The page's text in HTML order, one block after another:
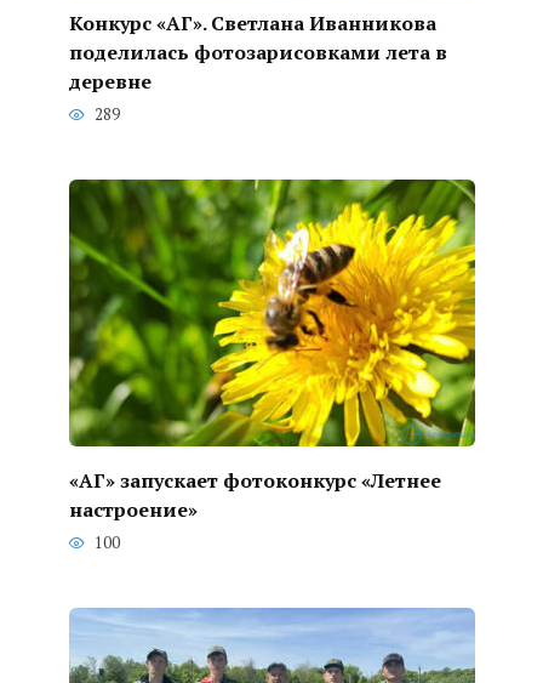
Конкурс «АГ». Светлана Иванникова
поделилась фотозарисовками лета в
деревне
289
«АГ» запускает фотоконкурс «Летнее
настроение»
100